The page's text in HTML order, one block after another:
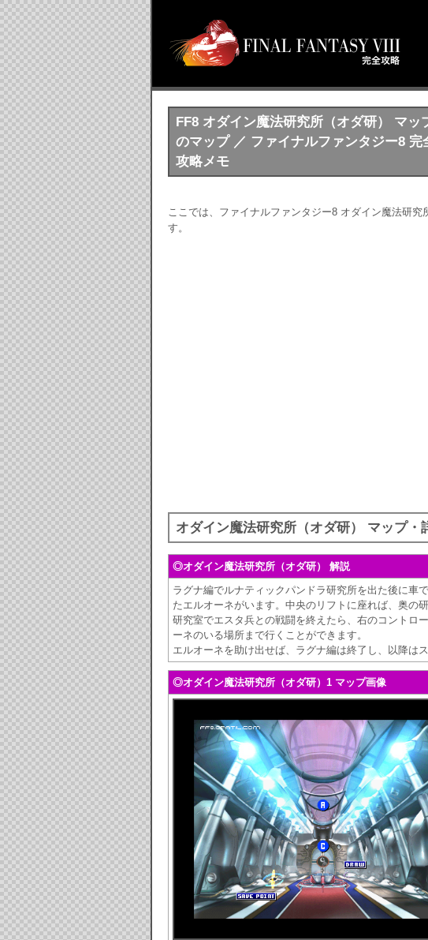
FF8 オダイン魔法研究所（オダ研） マ
のマップ ／ ファイナルファンタジー8
攻略メモ
ここでは、ファイナルファンタジー8 オダイン魔法研
す。
オダイン魔法研究所（オダ研） マップ・
◎オダイン魔法研究所（オダ研） 解説
ラグナ編でルナティックパンドラ研究所を出た後に車
たエルオーネがいます。中央のリフトに座れば、奥の
研究室でエスタ兵との戦闘を終えたら、右のコントロ
ーネのいる場所まで行くことができます。
エルオーネを助け出せば、ラグナ編は終了し、以降は
◎オダイン魔法研究所（オダ研）1 マップ画像